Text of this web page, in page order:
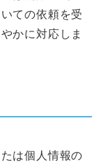
ての依頼を受
かに対応しま
は個人情報の